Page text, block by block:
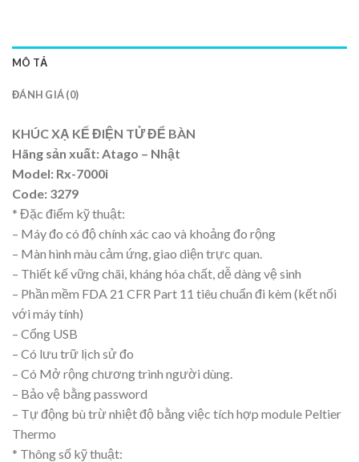
MÔ TẢ
ĐÁNH GIÁ (0)
KHÚC XẠ KẾ ĐIỆN TỬ ĐỂ BÀN
Hãng sản xuất: Atago – Nhật
Model: Rx-7000i
Code: 3279
* Đặc điểm kỹ thuật:
– Máy đo có độ chính xác cao và khoảng đo rộng
– Màn hình màu cảm ứng, giao diện trực quan.
– Thiết kế vững chãi, kháng hóa chất, dễ dàng vệ sinh
– Phần mềm FDA 21 CFR Part 11 tiêu chuẩn đi kèm (kết nối
với máy tính)
– Cổng USB
– Có lưu trữ lịch sử đo
– Có Mở rộng chương trình người dùng.
– Bảo vệ bằng password
– Tự động bù trừ nhiệt độ bằng việc tích hợp module Peltier
Thermo
* Thông số kỹ thuật: